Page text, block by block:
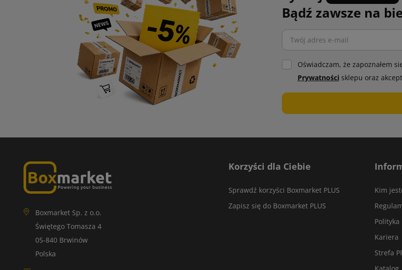
Bądź zawsze na
Oświadczam, że zapoznałem
Prywatności sklepu oraz
Boxmarket Sp. z o.o.
Świętego Tomasza 4
05-840 Brwinów
Polska
Korzyści dla Ciebie
Sprawdź korzyści Boxmarket PLUS
Zapisz się do Boxmarket PLUS
Kim
Kariera
Strefa